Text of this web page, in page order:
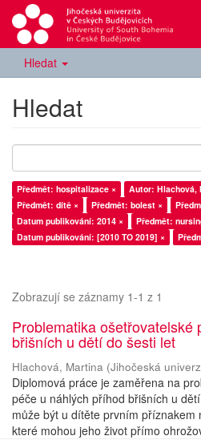
Hledat
Hledat
Předmět: hospitalizace × Autor: Hlachová,
Předmět: dítě ×
Předmět: bolest ×
Datum publikování: 2014 ×
Předmět:
Datum publikování: [2010 TO 2019] ×
Zobrazují se záznamy 1-1 z 1
Problematika ošetřovatelské
břišních u dětí do šesti let
Hlachová, Martina (Jihočeská
Diplomová práce je zaměřena na
péče u náhlých příhod břišních u
může být u dítěte prvním příznakem
které mohou jeho život přímo